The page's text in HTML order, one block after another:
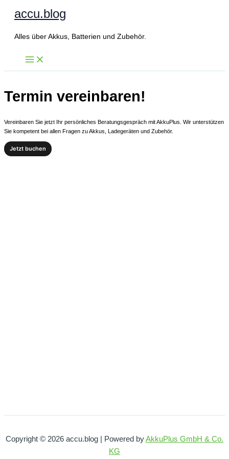
Inhaltaccu.blog
Alles über Akkus, Batterien und Zubehör.
Termin vereinbaren!
Vereinbaren Sie jetzt Ihr persönliches Beratungsgespräch mit AkkuPlus. Wir unterstützen
Sie kompetent bei allen Fragen zu Akkus, Ladegeräten und Zubehör.
Jetzt buchen
Copyright © 2026 accu.blog | Powered byAkkuPlus GmbH & Co.
KG